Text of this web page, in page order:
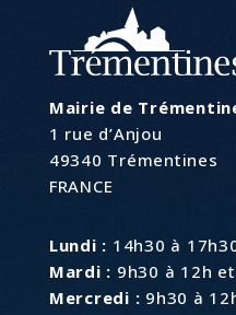
Mairie de
1 rue d’Anjou
49340 Trémentines
FRANCE
Lundi : 14h30 à
Mardi : 9h30 à 12h
Mercredi : 9h30 à